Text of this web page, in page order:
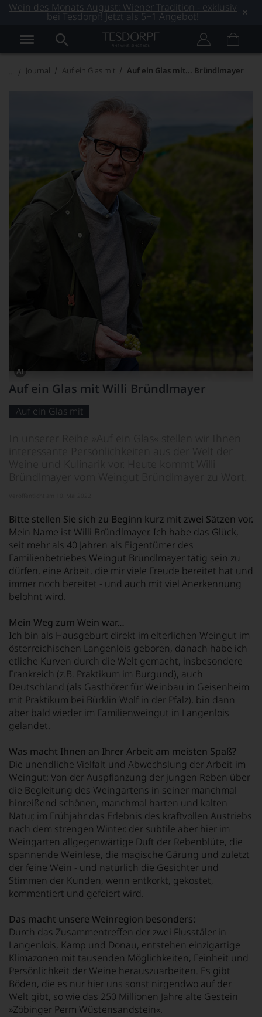
Wein des Monats August: Wiener Tradition - exklusiv
bei Tesdorpf! Jetzt als 5+1 Angebot!
Journal Auf ein Glas mit Auf ein Glas mit... Bründlmayer
Dieses
Bild
mithilfe
von
Auf ein Glas mit Willi Bründlmayer
Auf ein Glas mit
Bitte stellen Sie sich zu Beginn kurz mit zwei Sätzen vor.
Mein Name ist Willi Bründlmayer. Ich habe das Glück,
seit mehr als 40 Jahren als Eigentümer des
Familienbetriebes Weingut Bründlmayer tätig sein zu
dürfen, eine Arbeit, die mir viele Freude bereitet hat und
immer noch bereitet - und auch mit viel Anerkennung
belohnt wird.
Mein Weg zum Wein war…
Ich bin als Hausgeburt direkt im elterlichen Weingut im
österreichischen Langenlois geboren, danach habe ich
etliche Kurven durch die Welt gemacht, insbesondere
Frankreich (z.B. Praktikum im Burgund), auch
Deutschland (als Gasthörer für Weinbau in Geisenheim
mit Praktikum bei Bürklin Wolf in der Pfalz), bin dann
aber bald wieder im Familienweingut in Langenlois
gelandet.
Was macht Ihnen an Ihrer Arbeit am meisten Spaß?
Die unendliche Vielfalt und Abwechslung der Arbeit im
Weingut: Von der Auspflanzung der jungen Reben über
die Begleitung des Weingartens in seiner manchmal
hinreißend schönen, manchmal harten und kalten
Natur, im Frühjahr das Erlebnis des kraftvollen Austriebs
nach dem strengen Winter, der subtile aber hier im
Weingarten allgegenwärtige Duft der Rebenblüte, die
spannende Weinlese, die magische Gärung und zuletzt
der feine Wein - und natürlich die Gesichter und
Stimmen der Kunden, wenn entkorkt, gekostet,
kommentiert und gefeiert wird.
Das macht unsere Weinregion besonders:
Durch das Zusammentreffen der zwei Flusstäler in
Langenlois, Kamp und Donau, entstehen einzigartige
Klimazonen mit tausenden Möglichkeiten, Feinheit und
Persönlichkeit der Weine herauszuarbeiten. Es gibt
Böden, die es nur hier uns sonst nirgendwo auf der
Welt gibt, so wie das 250 Millionen Jahre alte Gestein
»Zöbinger Perm Wüstensandstein«.